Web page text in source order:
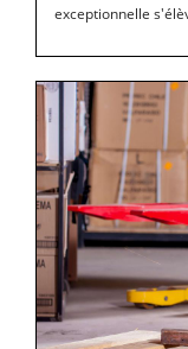
exceptionnelle